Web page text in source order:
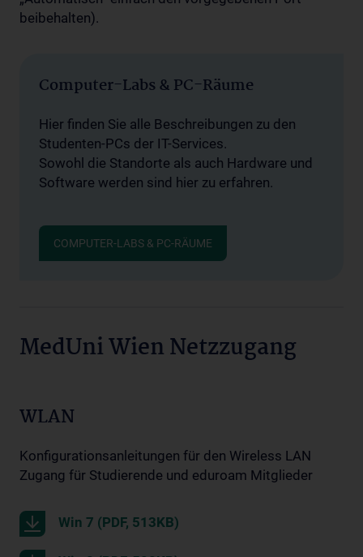
beibehalten).
Computer-Labs & PC-Räume
Hier finden Sie alle Beschreibungen zu den
Studenten-PCs der IT-Services.
Sowohl die Standorte als auch Hardware und
Software werden sind hier zu erfahren.
COMPUTER-LABS & PC-RÄUME
MedUni Wien Netzzugang
WLAN
Konfigurationsanleitungen für den Wireless LAN
Zugang für Studierende und eduroam Mitglieder
Win 7 (PDF, 513KB)